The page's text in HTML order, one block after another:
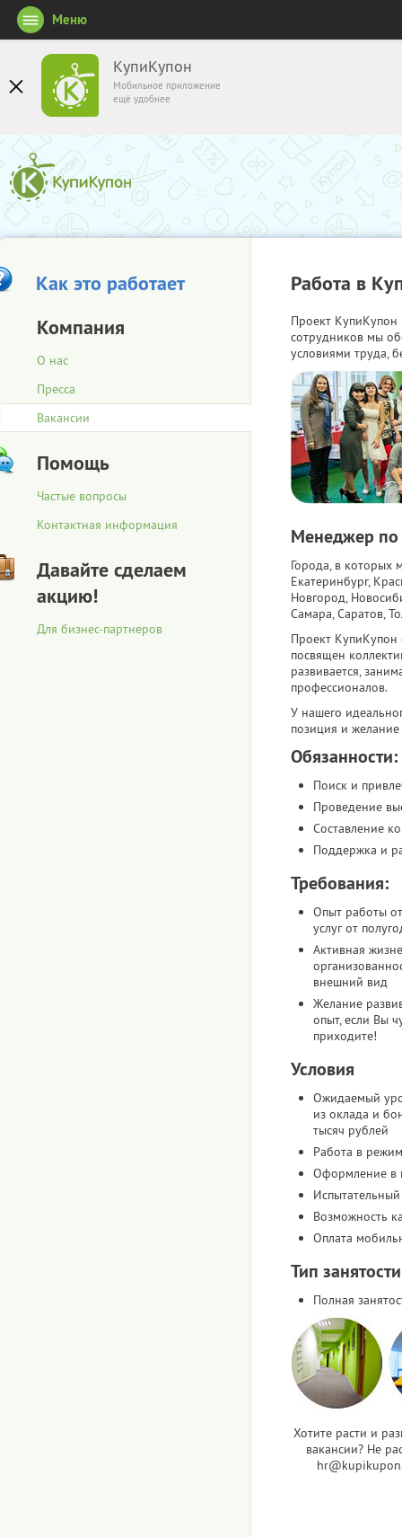
КупиКупон
Мобильное приложение
ещё удобнее
Меню
Как это работает
Компания
О нас
Пресса
Вакансии
Помощь
Частые вопросы
Контактная информация
Давайте сделаем
акцию!
Для бизнес-партнеров
Работа в
Проект КупиКупон
сотрудников мы
условиями труда,
Менеджер
Города, в которых
Екатеринбург,
Новгород,
Самара, Саратов,
Проект
посвящен
развивается,
профессионалов.
У нашего
позиция и
Обязанности:
Поиск и
Проведение
Составление
Поддержка и
Требования:
Опыт работы
услуг от
Активная
внешний вид
Желание
опыт, если Вы
приходите!
Условия
Ожидаемый
из оклада и
тысяч рублей
Работа в
Оформление в
Возможность
Оплата
Тип занятости
Полная
Хотите расти и
вакансии? Не